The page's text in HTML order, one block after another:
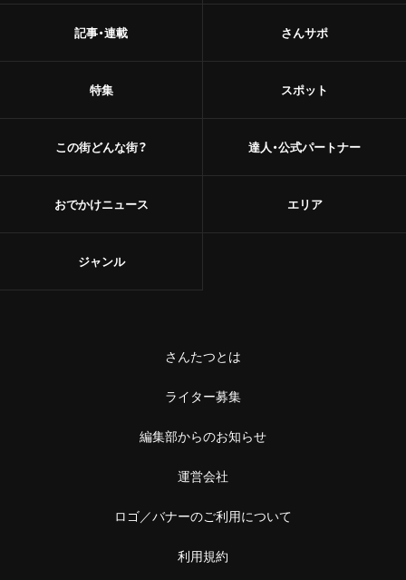
記事・連載
特集
この街どんな街？
おでかけニュース
さんサポ
スポット
達人・公式パートナー
エリア
ジャンル
さんたつとは
ライター募集
編集部からのお知らせ
運営会社
ロゴ／バナーのご利用について
利用規約